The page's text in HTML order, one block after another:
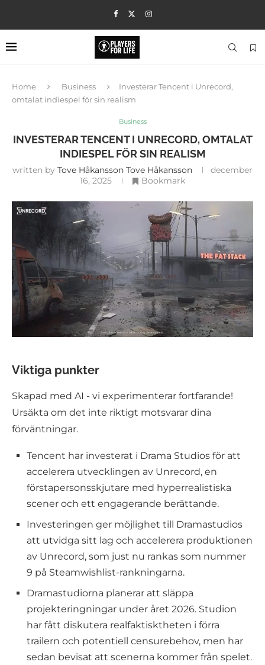
Home Business
Investerar Tencent i Unrecord,
omtalat indiespel för sin realism
Business
INVESTERAR TENCENT I UNRECORD, OMTALAT
INDIESPEL FÖR SIN REALISM
written by Tove Håkansson Tove Håkansson
december
16, 2025
Bookmark
Viktiga punkter
Skapad med AI - vi experimenterar fortfarande!
Ursäkta om det inte riktigt motsvarar dina
förväntningar.
Tencent har investerat i Drama Studios för att
accelerera utvecklingen av Unrecord, en
förstapersonsskjutare med hyperrealistiska
scener och ett engagerande berättande.
Investeringen ger möjlighet till Dramastudios
att utvidga sitt lag och accelerera produktionen
av Unrecord, som just nu rankas som nummer
9 på Steamwishlist-rankningarna.
Dramastudiorna planerar att släppa
projekteringningar under året 2026. Studion
har fått diskutera realfaktisktheten i förra
trailern och potentiell censurebehov, men har
sedan bevisat att scenerna kommer från spelet.